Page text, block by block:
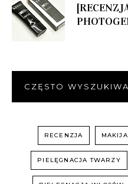
CZĘSTO
RECENZJA
PIELĘGNACJA TWARZY